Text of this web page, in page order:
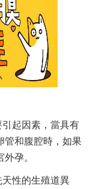
起因素，當具有
管和腹腔時，如果
孕。
性的生殖道異